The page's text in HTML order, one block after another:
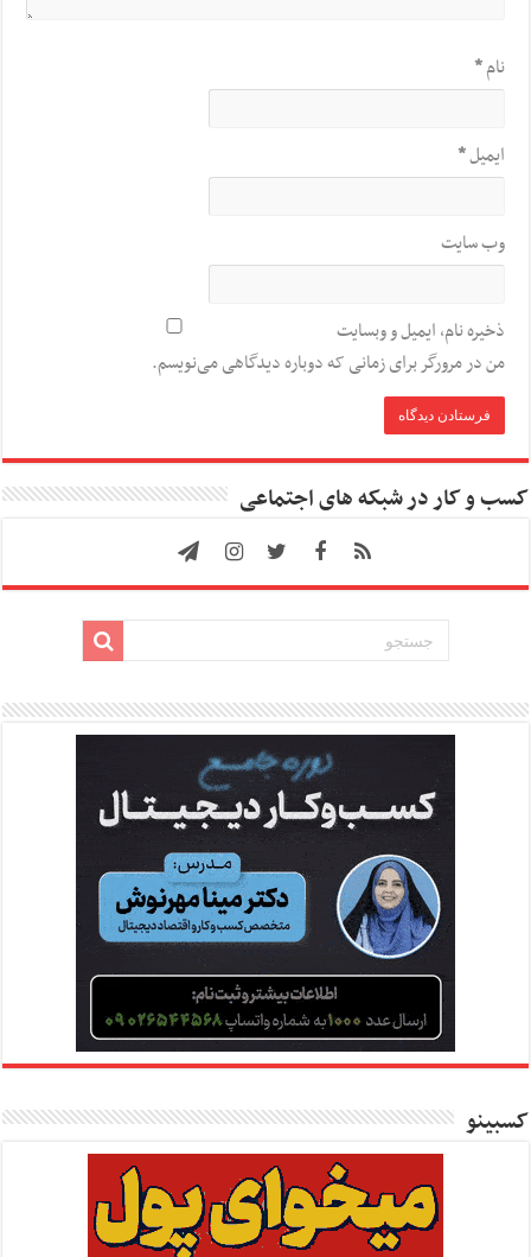
نام*
ایمیل*
وب‌ سایت
ذخیره نام، ایمیل و وبسایت
من در مرورگر برای زمانی که دوباره دیدگاهی می‌نویسم.
کسب و کار در شبکه های اجتماعی
کسبینو